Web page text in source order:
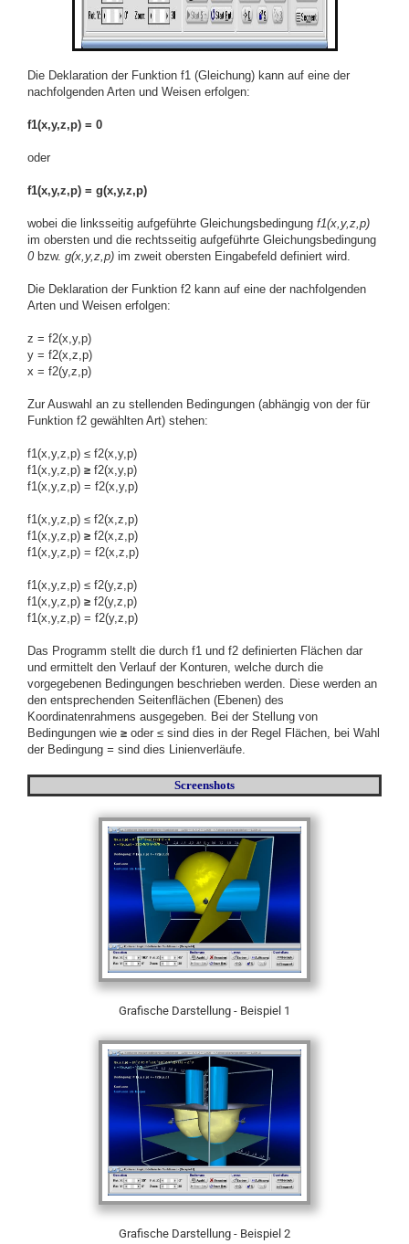
Die Deklaration der Funktion f1 (Gleichung) kann auf eine der
nachfolgenden Arten und Weisen erfolgen:
f1(x,y,z,p) = 0
oder
f1(x,y,z,p) = g(x,y,z,p)
wobei die linksseitig aufgeführte Gleichungsbedingung f1(x,y,z,p)
im obersten und die rechtsseitig aufgeführte Gleichungsbedingung
0 bzw. g(x,y,z,p) im zweit obersten Eingabefeld definiert wird.
Die Deklaration der Funktion f2 kann auf eine der nachfolgenden
Arten und Weisen erfolgen:
z = f2(x,y,p)
y = f2(x,z,p)
x = f2(y,z,p)
Zur Auswahl an zu stellenden Bedingungen (abhängig von der für
Funktion f2 gewählten Art) stehen:
f1(x,y,z,p) ≤ f2(x,y,p)
f1(x,y,z,p) ≥ f2(x,y,p)
f1(x,y,z,p) = f2(x,y,p)
f1(x,y,z,p) ≤ f2(x,z,p)
f1(x,y,z,p) ≥ f2(x,z,p)
f1(x,y,z,p) = f2(x,z,p)
f1(x,y,z,p) ≤ f2(y,z,p)
f1(x,y,z,p) ≥ f2(y,z,p)
f1(x,y,z,p) = f2(y,z,p)
Das Programm stellt die durch f1 und f2 definierten Flächen dar
und ermittelt den Verlauf der Konturen, welche durch die
vorgegebenen Bedingungen beschrieben werden. Diese werden an
den entsprechenden Seitenflächen (Ebenen) des
Koordinatenrahmens ausgegeben. Bei der Stellung von
Bedingungen wie ≥ oder ≤ sind dies in der Regel Flächen, bei Wahl
der Bedingung = sind dies Linienverläufe.
Screenshots
Grafische Darstellung - Beispiel 1
Grafische Darstellung - Beispiel 2